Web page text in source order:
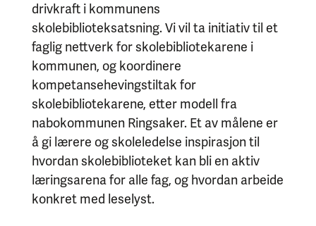
drivkraft i kommunens
skolebiblioteksatsning. Vi vil ta initiativ til et
faglig nettverk for skolebibliotekarene i
kommunen, og koordinere
kompetansehevingstiltak for
skolebibliotekarene, etter modell fra
nabokommunen Ringsaker. Et av målene er
å gi lærere og skoleledelse inspirasjon til
hvordan skolebiblioteket kan bli en aktiv
læringsarena for alle fag, og hvordan arbeide
konkret med leselyst.